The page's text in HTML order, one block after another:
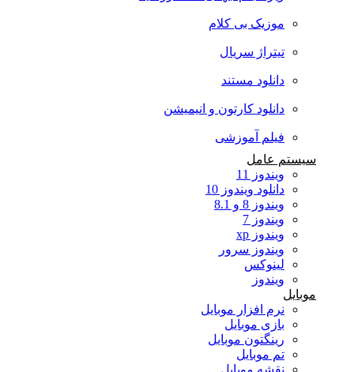
موزیک بی کلام
تیتراژ سریال
دانلود مستند
دانلود کارتون و انیمیشن
فیلم آموزشی
سیستم عامل
ویندوز 11
دانلود ویندوز 10
ویندوز 8 و 8.1
ویندوز 7
ویندوز xp
ویندوز سرور
لینوکس
ویندوز
نرم افزار موبایل
بازی موبایل
رینگتون موبایل
تم موبایل
نقشه موبایل